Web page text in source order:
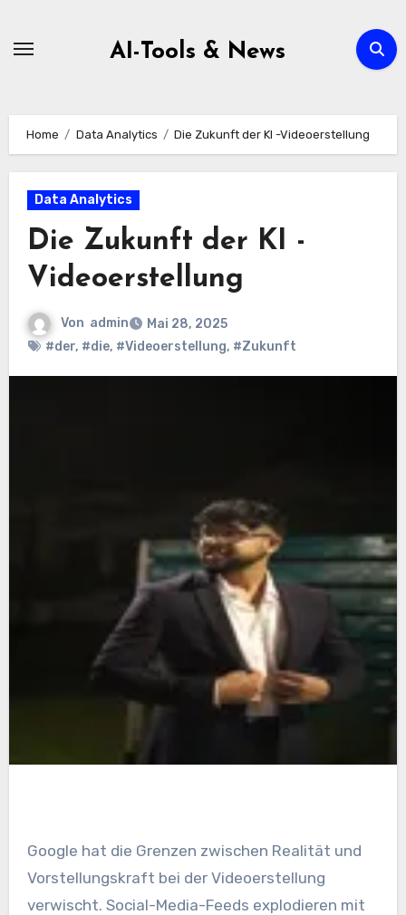
AI-Tools & News
Home Data Analytics Die Zukunft der KI -Videoerstellung
Data Analytics
Die Zukunft der KI -
Videoerstellung
Von admin
Mai 28, 2025
#der, #die, #Videoerstellung, #Zukunft
Google hat die Grenzen zwischen Realität und
Vorstellungskraft bei der Videoerstellung
verwischt. Social-Media-Feeds explodieren mit